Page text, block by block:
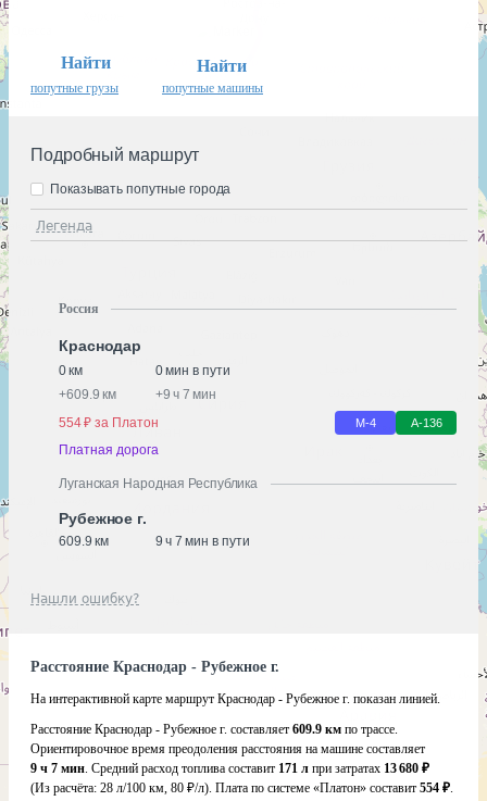
Найти
попутные грузы
Найти
попутные машины
Подробный маршрут
Легенда
Показывать попутные города
Россия
Краснодар
0 км
0 мин в пути
+609.9 км +9 ч 7 мин
554 ₽ за Платон
М-4 А-136
Платная дорога
Луганская Народная Республика
Рубежное г.
609.9 км 9 ч 7 мин в пути
Нашли ошибку?
Расстояние Краснодар - Рубежное г.
На интерактивной карте маршрут Краснодар - Рубежное г. показан линией.
Расстояние Краснодар - Рубежное г. составляет 609.9 км по трассе.
Ориентировочное время преодоления расстояния на машине составляет
9 ч 7 мин. Средний расход топлива составит 171 л при затратах 13 680 ₽
(Из расчёта: 28 л/100 км, 80 ₽/л). Плата по системе «Платон» составит 554 ₽.